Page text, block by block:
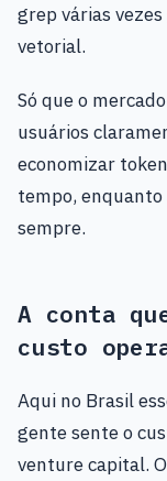
grep várias
vetorial.
Só que o
usuários
economizar
tempo,
sempre.
A conta
custo
Aqui no Brasil
gente sente o
venture capital.